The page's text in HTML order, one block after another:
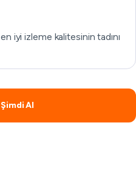
iyi izleme kalitesinin tadını
Al